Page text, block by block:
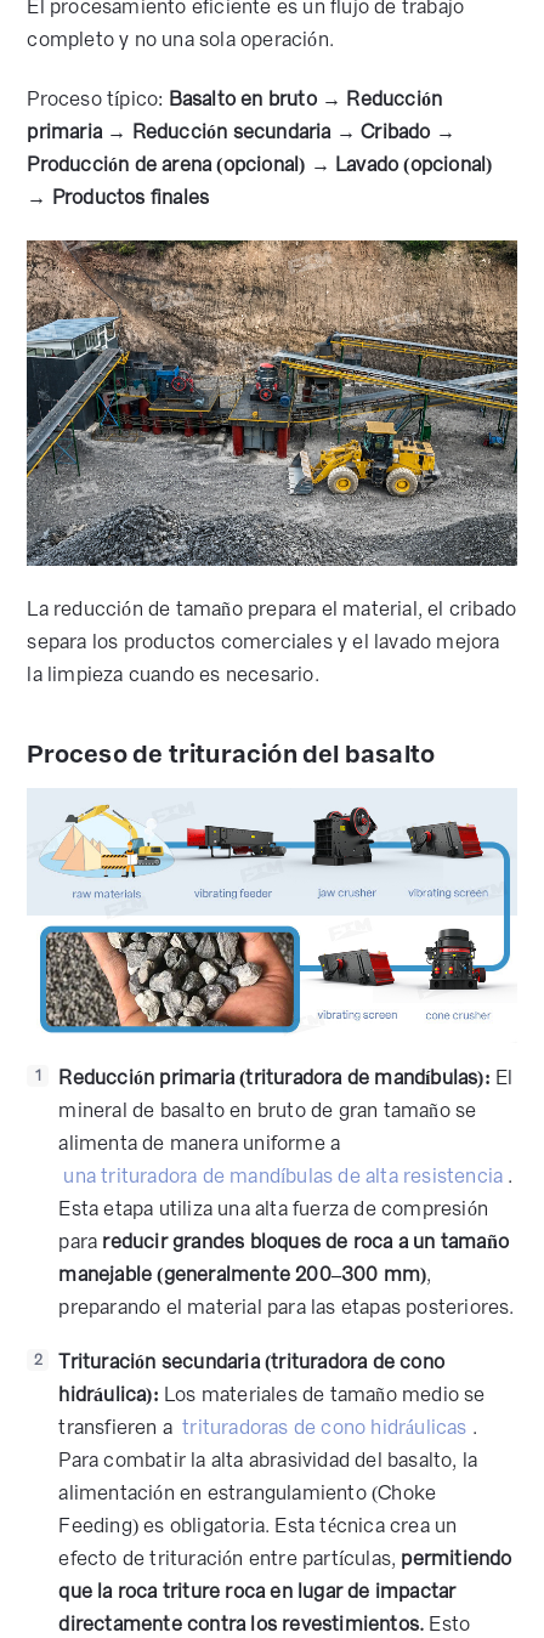
El procesamiento eficiente es un flujo de trabajo
completo y no una sola operación.
Proceso típico: Basalto en bruto → Reducción
primaria → Reducción secundaria → Cribado →
Producción de arena (opcional) → Lavado (opcional)
→ Productos finales
La reducción de tamaño prepara el material, el cribado
separa los productos comerciales y el lavado mejora
la limpieza cuando es necesario.
Proceso de trituración del basalto
1 Reducción primaria (trituradora de mandíbulas): El
mineral de basalto en bruto de gran tamaño se
alimenta de manera uniforme a
una trituradora de mandíbulas de alta resistencia .
Esta etapa utiliza una alta fuerza de compresión
para reducir grandes bloques de roca a un tamaño
manejable (generalmente 200–300 mm),
preparando el material para las etapas posteriores.
2
Trituración secundaria (trituradora de cono
hidráulica): Los materiales de tamaño medio se
transfieren a trituradoras de cono hidráulicas .
Para combatir la alta abrasividad del basalto, la
alimentación en estrangulamiento (Choke
Feeding) es obligatoria. Esta técnica crea un
efecto de trituración entre partículas, permitiendo
que la roca triture roca en lugar de impactar
directamente contra los revestimientos. Esto